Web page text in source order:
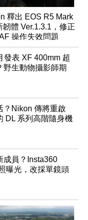
釋出 EOS R5 Mark
韌體 Ver.1.3.1，修正
操作失效問題
發表 XF 400mm 超
野生動物攝影師期
？Nikon 傳將重啟
DL 系列高階隨身機
成員？Insta360
曝光，改採單鏡頭